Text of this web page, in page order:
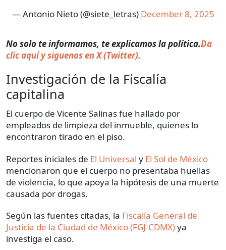
— Antonio Nieto (@siete_letras) December 8, 2025
No solo te informamos, te explicamos la política.Da
clic aquí y siguenos en X (Twitter).
Investigación de la Fiscalía
capitalina
El cuerpo de Vicente Salinas fue hallado por
empleados de limpieza del inmueble, quienes lo
encontraron tirado en el piso.
Reportes iniciales de El Universal y El Sol de México
mencionaron que el cuerpo no presentaba huellas
de violencia, lo que apoya la hipótesis de una muerte
causada por drogas.
Según las fuentes citadas, la Fiscalía General de
Justicia de la Ciudad de México (FGJ-CDMX)ya
investiga el caso.